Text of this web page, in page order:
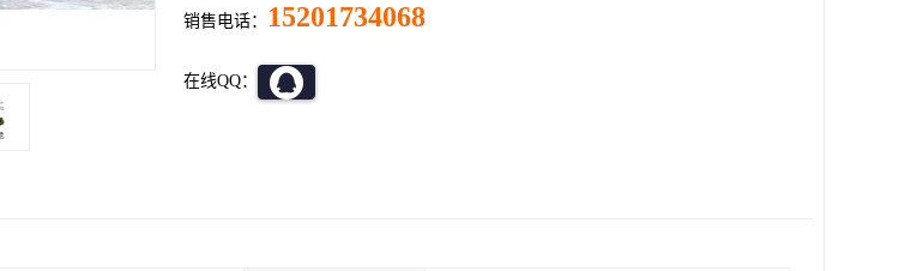
销售电话： 15201734068
在线QQ：